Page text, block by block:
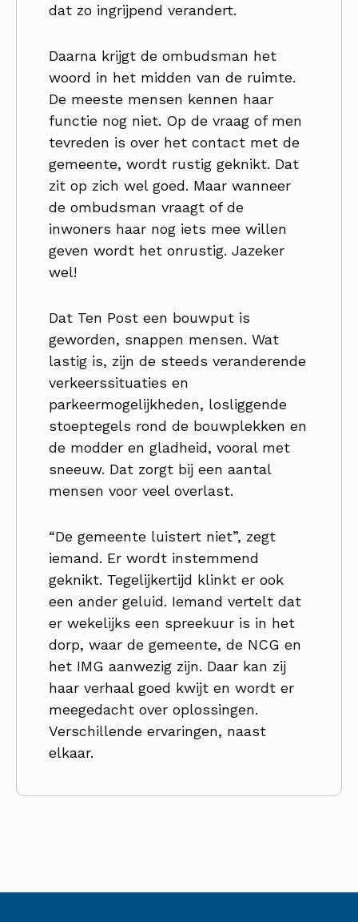
dat zo ingrijpend verandert.
Daarna krijgt de ombudsman het
woord in het midden van de ruimte.
De meeste mensen kennen haar
functie nog niet. Op de vraag of men
tevreden is over het contact met de
gemeente, wordt rustig geknikt. Dat
zit op zich wel goed. Maar wanneer
de ombudsman vraagt of de
inwoners haar nog iets mee willen
geven wordt het onrustig. Jazeker
wel!
Dat Ten Post een bouwput is
geworden, snappen mensen. Wat
lastig is, zijn de steeds veranderende
verkeerssituaties en
parkeermogelijkheden, losliggende
stoeptegels rond de bouwplekken en
de modder en gladheid, vooral met
sneeuw. Dat zorgt bij een aantal
mensen voor veel overlast.
“De gemeente luistert niet”, zegt
iemand. Er wordt instemmend
geknikt. Tegelijkertijd klinkt er ook
een ander geluid. Iemand vertelt dat
er wekelijks een spreekuur is in het
dorp, waar de gemeente, de NCG en
het IMG aanwezig zijn. Daar kan zij
haar verhaal goed kwijt en wordt er
meegedacht over oplossingen.
Verschillende ervaringen, naast
elkaar.